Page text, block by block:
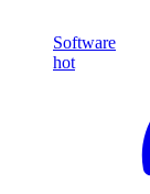
Software
hot